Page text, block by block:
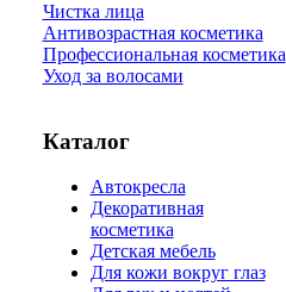
Чистка лица
Антивозрастная косметика
Профессиональная косметика
Уход за волосами
Каталог
Автокресла
Декоративная
косметика
Детская мебель
Для кожи вокруг глаз